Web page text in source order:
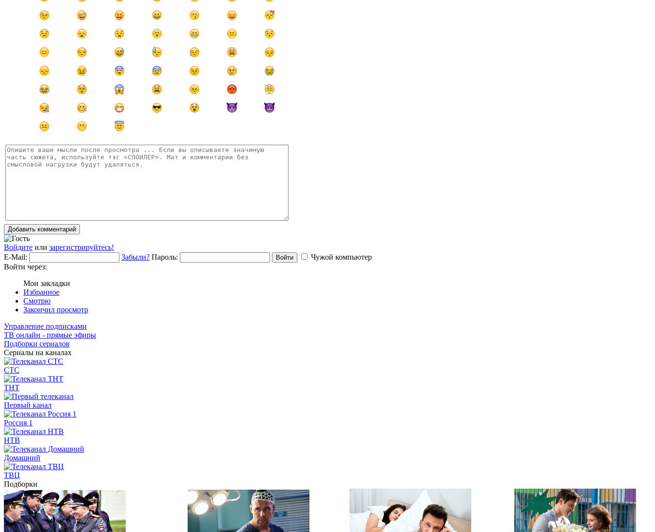
Добавить комментарий
Войдите или зарегистрируйтесь!
E-Mail:
Забыли? Пароль: Войти
Чужой компьютер
Войти через:
Мои закладки
Избранное
Смотрю
Закончил просмотр
Управление подписками
ТВ онлайн - прямые эфиры
Подборки сериалов
Сериалы на каналах
СТС
ТНТ
Первый канал
Россия 1
НТВ
Домашний
ТВЦ
Подборки